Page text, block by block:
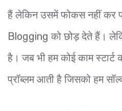
हैं लेकिन उसमें फोकस नहीं कर
Blogging को छोड़ देते हैं।
है। जब भी हम कोई काम स्टार्ट
प्रॉब्लम आती है जिसको हम